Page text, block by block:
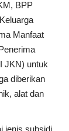
BPP
Manfaat
JKN) untuk
diberikan
alat dan
jenis subsidi